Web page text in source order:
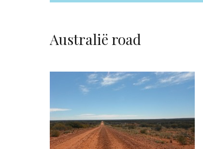
Australië road